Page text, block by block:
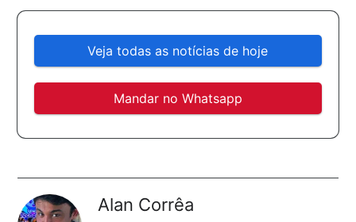
Veja todas as notícias de hoje
Mandar no Whatsapp
Alan Corrêa